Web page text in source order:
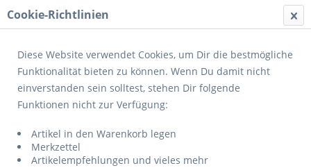
Menü
Übersicht Fußballpakete
Ballpaket inkl. Ballnetz Weiss/Grün/Grau
Cookie-Richtlinien
Diese Website verwendet Cookies, um Dir die bestmögliche
Funktionalität bieten zu können. Wenn Du damit nicht
einverstanden sein solltest, stehen Dir folgende
Funktionen nicht zur Verfügung:
Artikel in den Warenkorb legen
Merkzettel
Artikelempfehlungen und vieles mehr